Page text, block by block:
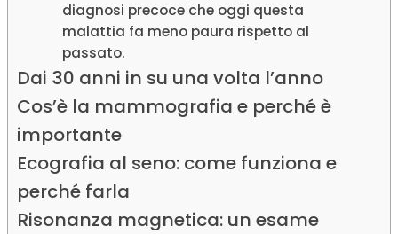
diagnosi precoce che oggi questa
malattia fa meno paura rispetto al
passato.
Dai 30 anni in su una volta l’anno
Cos’è la mammografia e perché è
importante
Ecografia al seno: come funziona e
perché farla
Risonanza magnetica: un esame